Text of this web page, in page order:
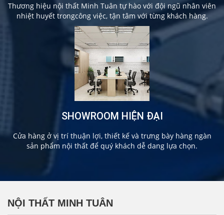
Thương hiệu nội thất Minh Tuân tự hào với đội ngũ nhân viên
nhiệt huyết trongcông việc, tận tâm với từng khách hàng.
SHOWROOM HIỆN ĐẠI
Cửa hàng ở vị trí thuận lợi, thiết kế và trưng bày hàng ngàn
sản phẩm nội thất để quý khách dễ dang lựa chọn.
NỘI THẤT MINH TUÂN